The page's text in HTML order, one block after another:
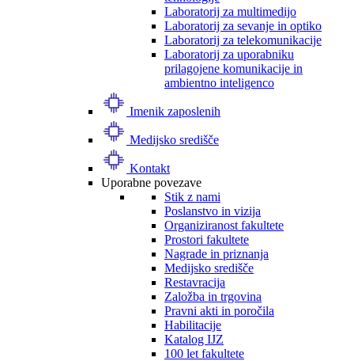
Laboratorij za multimedijo
Laboratorij za sevanje in optiko
Laboratorij za telekomunikacije
Laboratorij za uporabniku
prilagojene komunikacije in
ambientno inteligenco
Imenik zaposlenih
Medijsko središče
Kontakt
Uporabne povezave
Stik z nami
Poslanstvo in vizija
Organiziranost fakultete
Prostori fakultete
Nagrade in priznanja
Medijsko središče
Restavracija
Založba in trgovina
Pravni akti in poročila
Habilitacije
Katalog IJZ
100 let fakultete